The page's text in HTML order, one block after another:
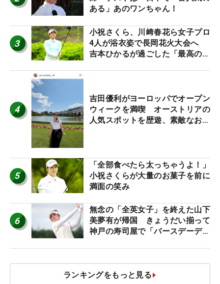
ある」あのワンちゃん！
3
小祝さくら、川﨑春花ら女子プロ
4人が浴衣姿で長岡花火大会へ
吉本ひかるが過ごした「最高の夏
4
吉田優利がヨーロッパでオープン
ウィークを満喫 オーストリアの
人気スポットを歴遊、素敵なお土
5
「全部食べたら太っちゃうよ！」
小祝さくらが大量のお菓子を前に
満面の笑み
6
無念の「全英女子」を終えた山下
美夢有が帰国 きょうだい揃って
神戸の寿司屋で「バースデーディ
ランキングをもっと見る